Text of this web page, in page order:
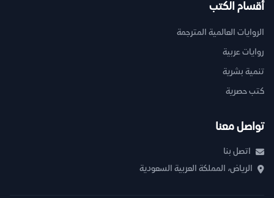
أقسام الكتب
الروايات العالمية المترجمة
روايات عربية
تنمية بشرية
كتب حصرية
تواصل معنا
اتصل بنا
الرياض، المملكة العربية السعودية